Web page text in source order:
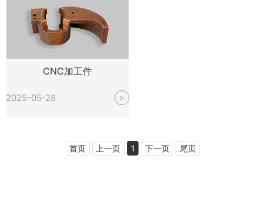
CNC加工件
2025-05-28 >
首页 上一页 1 下一页 尾页